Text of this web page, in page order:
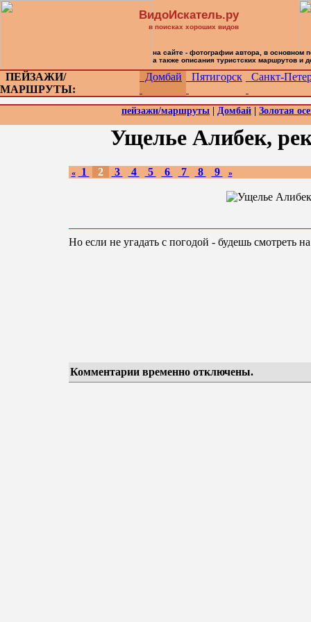
ПЕЙЗАЖИ/
МАРШРУТЫ:
Домбай Пятигорск Санкт-
пейзажи/маршруты Домбай Золотая
Ущелье Алибек,
« 1 2 3 4 5 6 7 8 9 »
Но если не угадать с погодой - будешь смотреть
Комментарии временно отключены.
ВидоИскатель.ру
в поисках хороших видов
на сайте - фотографии автора, в основном
а также описания туристских маршрутов и